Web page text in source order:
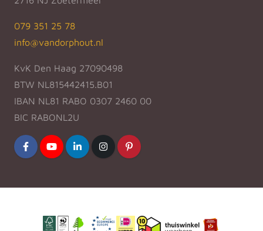
079 351 25 78
info@vandorphout.nl
KvK Den Haag 27090498
BTW NL815442415.B01
IBAN NL81 RABO 0307 2460 00
BIC RABONL2U